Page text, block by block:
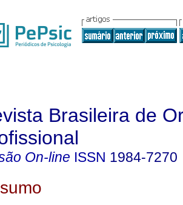
Brasileira de
On-line ISSN 1984-7270